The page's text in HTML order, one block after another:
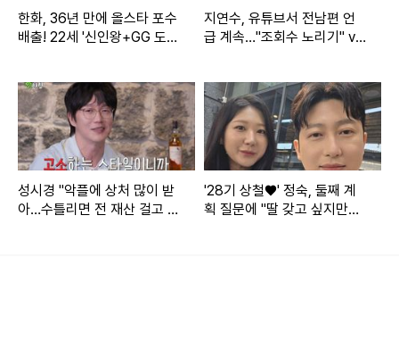
과 데이트 정말 햄볶네 이제 저녁은 아들과 영화관 데이트 4d
x에 빠진 최얀♡"이라는 글을 올렸다.
한화, 36년 만에 올스타 포수
배출! 22세 '신인왕+GG 도
지연수, 유튜브서 전남편 언
급 계속…"조회수 노리기" vs
성시경 "악플에 상처 많이 받
아…수틀리면 전 재산 걸고 고
'28기 상철♥' 정숙, 둘째 계
획 질문에 "딸 갖고 싶지만…